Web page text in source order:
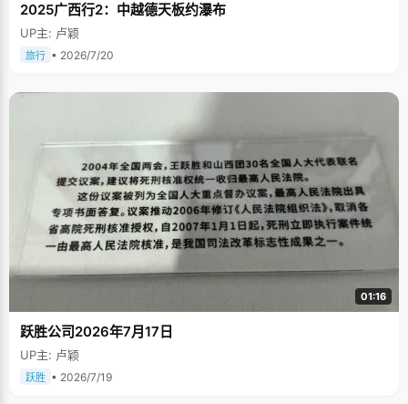
2025广西行2：中越德天板约瀑布
UP主: 卢颖
旅行 • 2026/7/20
01:16
跃胜公司2026年7月17日
UP主: 卢颖
跃胜 • 2026/7/19